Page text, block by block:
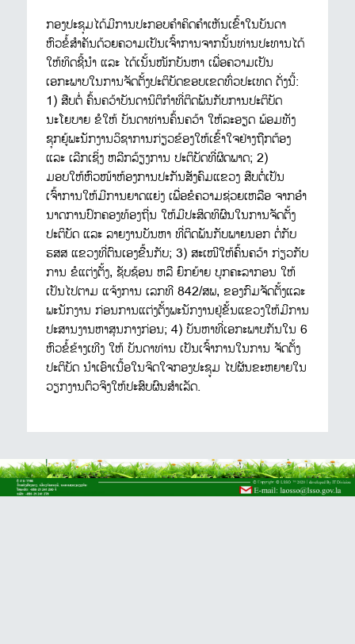
ກອງປະຊຸມໄດ້ມີການປະກອບຄຳຄິດຄຳເຫັນເຂົ້າໃນບັນດາ
ຫົວຂໍ້ສຳຄັນດ້ວຍຄວາມເປັນເຈົ້າການຈາກນັ້ນທ່ານປະທານໄດ້
ໃຫ້ທິດຊີ້ນຳ ແລະ ໄດ້ເນັ້ນໜັກບັນຫາ ເພື່ອຄວາມເປັນ
ເອກະພາບໃນການຈັດຕັ້ງປະຕິບັດຂອບເຂດທົ່ວປະເທດ ດັ່ງນີ້:
1) ສືບຕໍ່ ຄົ້ນຄວ້າບັນດານິຕິກຳທີ່ຕິດພັນກັບການປະຕິບັດ
ນະໂຍບາຍ ຂໍໃຫ້ ບັນດາທ່ານຄົ້ນຄວ້າ ໃຫ້ລະອຽດ ພ້ອມທັງ
ຊຸກຍູ້ພະນັກງານວິຊາການກ່ຽວຂ້ອງໃຫ້ເຂົ້າໃຈຢ່າງຖືກຕ້ອງ
ແລະ ເລີກເຊິ່ງ ຫລີກລ້ຽງການ ປະຕິບັດທີ່ຜິດພາດ; 2)
ມອບໃຫ້ຫົວໜ້າຫ້ອງການປະກັນສັງຄົມແຂວງ ສືບຕໍ່ເປັນ
ເຈົ້າການໃຫ້ມີການຍາດແຍ່ງ ເພື່ອຂໍຄວາມຊ່ວຍເຫລືອ ຈາກອໍາ
ນາດການປົກຄອງທ້ອງຖີ່ນ ໃຫ້ມີປະສິດທິຜົນໃນການຈັດຕັ້ງ
ປະຕິບັດ ແລະ ລາຍງານບັນຫາ ທີ່ຕິດພັນກັບພາຍນອກ ຕໍ່ກັບ
ຮສສ ແຂວງທີ່ຕົນເອງຂື້ນກັບ; 3) ສະເໜີໃຫ້ຄົ້ນຄວ້າ ກ່ຽວກັບ
ການ ຂໍແຕ່ງຕັ້ງ, ຊັບຊ້ອນ ຫລື ຍົກຍ້າຍ ບຸກຄະລາກອນ ໃຫ້
ເປັນໄປຕາມ ແຈ້ງການ ເລກທີ 842/ສພ, ຂອງກົມຈັດຕັ້ງແລະ
ພະນັກງານ ກ່ອນການແຕ່ງຕັ້ງພະນັກງານຢູ່ຂັ້ນແຂວງໃຫ້ມີການ
ປະສານງານຫາສຸນກາງກ່ອນ; 4) ບັນຫາທີ່ເອກະພາບກັນໃນ 6
ຫົວຂໍ້ຂ້າງເທີງ ໃຫ້ ບັນດາທ່ານ ເປັນເຈົ້າການໃນການ ຈັດຕັ້ງ
ປະຕິບັດ ນຳເອົາເນື້ອໃນຈິດໃຈກອງປະຊູມ ໄປຜັນຂະຫຍາຍໃນ
ວຽກງານຕົວຈິງໃຫ້ປະສົບຜົນສຳເລັດ.